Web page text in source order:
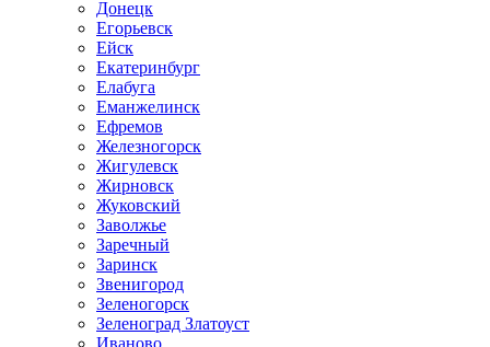
Донецк
Егорьевск
Ейск
Екатеринбург
Елабуга
Еманжелинск
Ефремов
Железногорск
Жигулевск
Жирновск
Жуковский
Заволжье
Заречный
Заринск
Звенигород
Зеленогорск
Зеленоград Златоуст
Иваново